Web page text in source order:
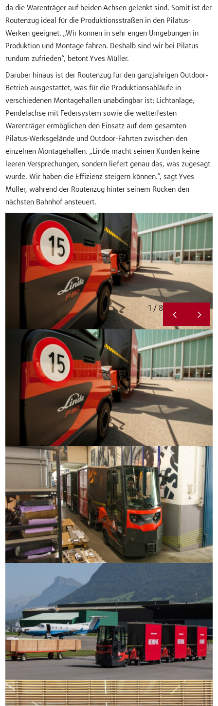
da die Warenträger auf beiden Achsen gelenkt sind. Somit ist der
Routenzug ideal für die Produktionsstraßen in den Pilatus-
Werken geeignet. „Wir können in sehr engen Umgebungen in
Produktion und Montage fahren. Deshalb sind wir bei Pilatus
rundum zufrieden“, betont Yves Müller.
Darüber hinaus ist der Routenzug für den ganzjährigen Outdoor-
Betrieb ausgestattet, was für die Produktionsabläufe in
verschiedenen Montagehallen unabdingbar ist: Lichtanlage,
Pendelachse mit Federsystem sowie die wetterfesten
Warenträger ermöglichen den Einsatz auf dem gesamten
Pilatus-Werksgelände und Outdoor-Fahrten zwischen den
einzelnen Montagehallen. „Linde macht seinen Kunden keine
leeren Versprechungen, sondern liefert genau das, was zugesagt
wurde. Wir haben die Effizienz steigern können.“, sagt Yves
Müller, während der Routenzug hinter seinem Rücken den
nächsten Bahnhof ansteuert.
1 / 8